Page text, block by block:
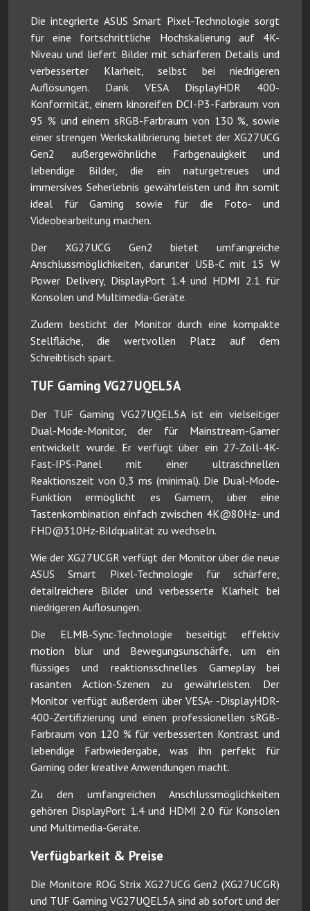
Die integrierte ASUS Smart Pixel-Technologie sorgt
für eine fortschrittliche Hochskalierung auf 4K-
Niveau und liefert Bilder mit schärferen Details und
verbesserter Klarheit, selbst bei niedrigeren
Auflösungen. Dank VESA DisplayHDR 400-
Konformität, einem kinoreifen DCI-P3-Farbraum von
95 % und einem sRGB-Farbraum von 130 %, sowie
einer strengen Werkskalibrierung bietet der XG27UCG
Gen2 außergewöhnliche Farbgenauigkeit und
lebendige Bilder, die ein naturgetreues und
immersives Seherlebnis gewährleisten und ihn somit
ideal für Gaming sowie für die Foto- und
Videobearbeitung machen.
Der XG27UCG Gen2 bietet umfangreiche
Anschlussmöglichkeiten, darunter USB-C mit 15 W
Power Delivery, DisplayPort 1.4 und HDMI 2.1 für
Konsolen und Multimedia-Geräte.
Zudem besticht der Monitor durch eine kompakte
Stellfläche, die wertvollen Platz auf dem
Schreibtisch spart.
TUF Gaming VG27UQEL5A
Der TUF Gaming VG27UQEL5A ist ein vielseitiger
Dual-Mode-Monitor, der für Mainstream-Gamer
entwickelt wurde. Er verfügt über ein 27-Zoll-4K-
Fast-IPS-Panel mit einer ultraschnellen
Reaktionszeit von 0,3 ms (minimal). Die Dual-Mode-
Funktion ermöglicht es Gamern, über eine
Tastenkombination einfach zwischen 4K@80Hz- und
FHD@310Hz-Bildqualität zu wechseln.
Wie der XG27UCGR verfügt der Monitor über die neue
ASUS Smart Pixel-Technologie für schärfere,
detailreichere Bilder und verbesserte Klarheit bei
niedrigeren Auflösungen.
Die ELMB-Sync-Technologie beseitigt effektiv
motion blur und Bewegungsunschärfe, um ein
flüssiges und reaktionsschnelles Gameplay bei
rasanten Action-Szenen zu gewährleisten. Der
Monitor verfügt außerdem über VESA- -DisplayHDR-
400-Zertifizierung und einen professionellen sRGB-
Farbraum von 120 % für verbesserten Kontrast und
lebendige Farbwiedergabe, was ihn perfekt für
Gaming oder kreative Anwendungen macht.
Zu den umfangreichen Anschlussmöglichkeiten
gehören DisplayPort 1.4 und HDMI 2.0 für Konsolen
und Multimedia-Geräte.
Verfügbarkeit & Preise
Die Monitore ROG Strix XG27UCG Gen2 (XG27UCGR)
und TUF Gaming VG27UQEL5A sind ab sofort und der